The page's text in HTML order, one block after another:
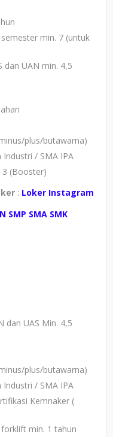
min. 7 (untuk
dan UAN min. 4,5
plus/butawarna)
Industri / SMA IPA
3 (Booster)
: Loker Instagram
SMP SMA SMK
dan UAS Min. 4,5
plus/butawarna)
Industri / SMA IPA
Kemnaker (
min. 1 tahun